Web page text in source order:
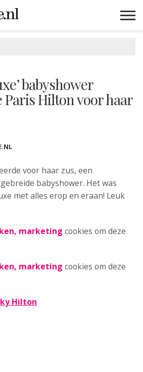
babyshower
Paris Hilton voor haar
voor haar zus, een
babyshower. Het was
met alles erop en eraan! Leuk
marketing cookies om deze
marketing cookies om deze
Hilton